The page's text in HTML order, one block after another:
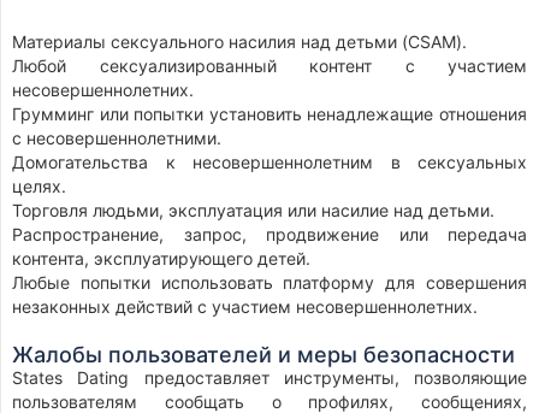
Материалы сексуального насилия над детьми (CSAM).
Любой сексуализированный контент с участием
несовершеннолетних.
Грумминг или попытки установить ненадлежащие отношения
с несовершеннолетними.
Домогательства к несовершеннолетним в сексуальных
целях.
Торговля людьми, эксплуатация или насилие над детьми.
Распространение, запрос, продвижение или передача
контента, эксплуатирующего детей.
Любые попытки использовать платформу для совершения
незаконных действий с участием несовершеннолетних.
Жалобы пользователей и меры безопасности
States Dating предоставляет инструменты, позволяющие
пользователям сообщать о профилях, сообщениях,